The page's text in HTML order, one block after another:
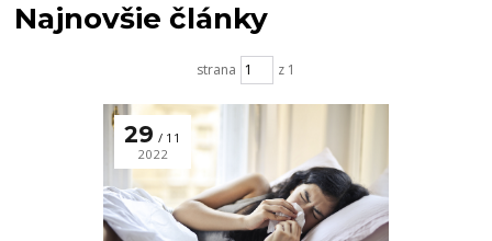
Najnovšie články
strana z 1
29
11
2022